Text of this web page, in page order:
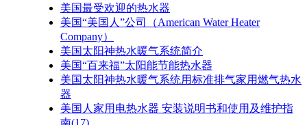
美国最受欢迎的热水器
美国“美国人”公司（American Water Heater
Company）
美国太阳神热水暖气系统简介
美国“百来福”太阳能节能热水器
美国太阳神热水暖气系统用标准排气家用燃气热水
器
美国人家用电热水器 安装说明书和使用及维护指
南(17)